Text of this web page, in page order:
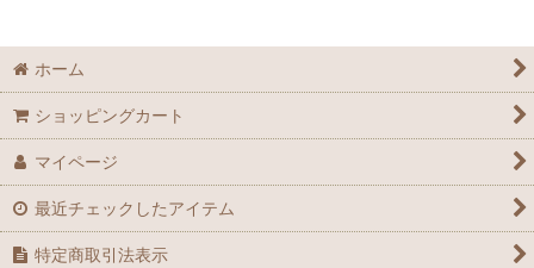
ホーム
ショッピングカート
マイページ
最近チェックしたアイテム
特定商取引法表示